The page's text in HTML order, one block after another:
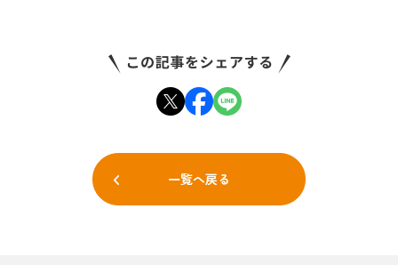
一覧へ戻る